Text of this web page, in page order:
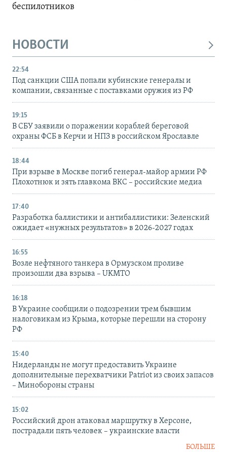
беспилотников
НОВОСТИ
22:54
Под санкции США попали кубинские генералы и
компании, связанные с поставками оружия из РФ
19:15
В СБУ заявили о поражении кораблей береговой
охраны ФСБ в Керчи и НПЗ в российском Ярославле
18:44
При взрыве в Москве погиб генерал-майор армии РФ
Плохотнюк и зять главкома ВКС – российские медиа
17:40
Разработка баллистики и антибаллистики: Зеленский
ожидает «нужных результатов» в 2026-2027 годах
16:55
Возле нефтяного танкера в Ормузском проливе
произошли два взрыва – UKMTO
16:18
В Украине сообщили о подозрении трем бывшим
налоговикам из Крыма, которые перешли на сторону
РФ
15:40
Нидерланды не могут предоставить Украине
дополнительные перехватчики Patriot из своих запасов
– Минобороны страны
15:02
Российский дрон атаковал маршрутку в Херсоне,
пострадали пять человек – украинские власти
БОЛЬШЕ